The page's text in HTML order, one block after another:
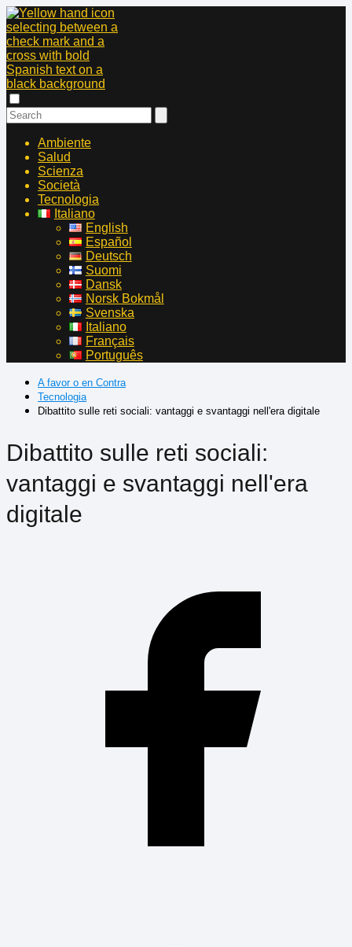
Ambiente
Salud
Scienza
Società
Tecnologia
Italiano
English
Español
Deutsch
Suomi
Dansk
Norsk Bokmål
Svenska
Italiano
Français
Português
A favor o en Contra
Tecnologia
Dibattito sulle reti sociali: vantaggi e svantaggi nell'era digitale
Dibattito sulle reti sociali:
vantaggi e svantaggi nell'era
digitale